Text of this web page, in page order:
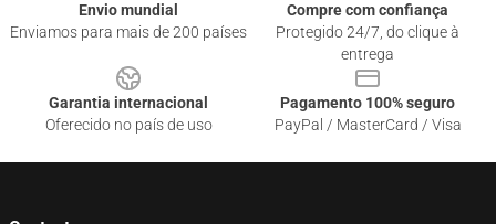
Envio mundial
Enviamos para mais de 200 países
Compre com confiança
Protegido 24/7, do clique à
entrega
Garantia internacional
Oferecido no país de uso
Pagamento 100% seguro
PayPal / MasterCard / Visa